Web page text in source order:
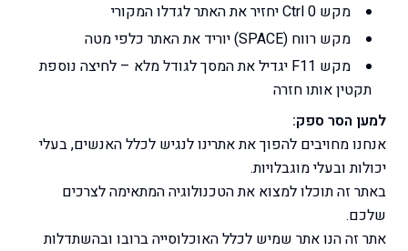
מקש Ctrl 0 יחזיר את האתר לגדלו המקורי
מקש רווח (SPACE) יוריד את האתר כלפי מטה
מקש F11 יגדיל את המסך לגודל מלא – לחיצה נוספת
תקטין אותו חזרה
למען הסר ספק:
אנחנו מחויבים להפוך את אתרינו לנגיש לכלל האנשים, בעלי
יכולות ובעלי מוגבלויות.
באתר זה תוכלו למצוא את הטכנולוגיה המתאימה לצרכים
שלכם.
אתר זה הנו אתר שמיש לכלל האוכלוסייה ברובו ובהשתדלות